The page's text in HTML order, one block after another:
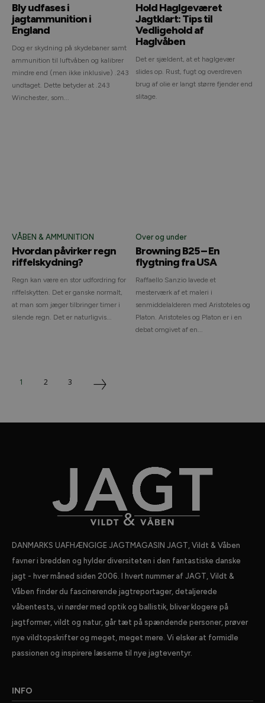
Bly udfases i
jagtammunition i
England
Dog er skydning på skydebaner samt
ammunition til luftvåben og kalibrer
mindre end (men ikke inklusive) .243
undtaget. Dette betyder at .243
Winchester, som...
Hold Haglgeværet
Jagtklart: Tips til
Vedligehold af
Haglvåben
Det er sjældent, at et haglgevær
slides op. Rust, fugt og overdreven
brug af olie er langt større fjender end
slitage.
VÅBEN & AMMUNITION
Hvordan påvirker regn
riffelskydning?
Regn kan være en stor udfordring for
riffelskytten. Det er ganske normalt,
at man som jæger tilbringer timer i
silende regn. Det er naturligvis...
Over og under
Browning B25 – En
flygtning fra USA
Raffaello Sanzio lavede et
mesterværk af et maleri i
senmiddelalderen med Aristoteles og
Platon. Aristoteles og Platon er i en
debat omgivet af en...
1 2 3
DANMARKS UAFHÆNGIGE JAGTMAGASIN JAGT, Vildt & Våben
favner i bredden og hylder diversiteten i den fantastiske danske
jagt - hver måned siden 2006. I hvert nummer af JAGT, Vildt &
Våben finder du fascinerende jagtreportager, detaljerede
våbentests, vi nørder med optik og ballistik, bliver klogere på
jagtformer, vildt og natur, går tæt på spændende personer, prøver
nye vildtopskrifter og meget, meget mere. Vi elsker at formidle
passionen og inspirere læserne til nye jagteventyr.
INFO